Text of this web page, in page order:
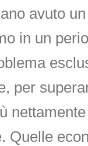
avuto
in un
per
Quelle